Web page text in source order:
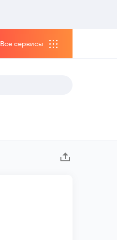
Все сервисы